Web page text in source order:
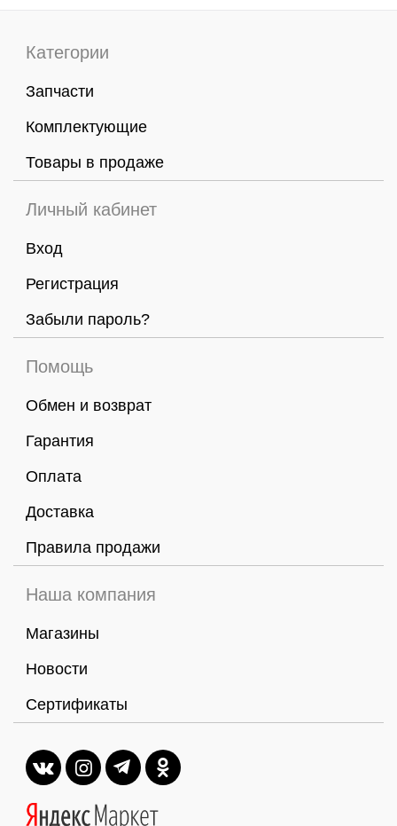
Категории
Запчасти
Комплектующие
Товары в продаже
Личный кабинет
Вход
Регистрация
Забыли пароль?
Помощь
Обмен и возврат
Гарантия
Оплата
Доставка
Правила продажи
Наша компания
Магазины
Новости
Сертификаты